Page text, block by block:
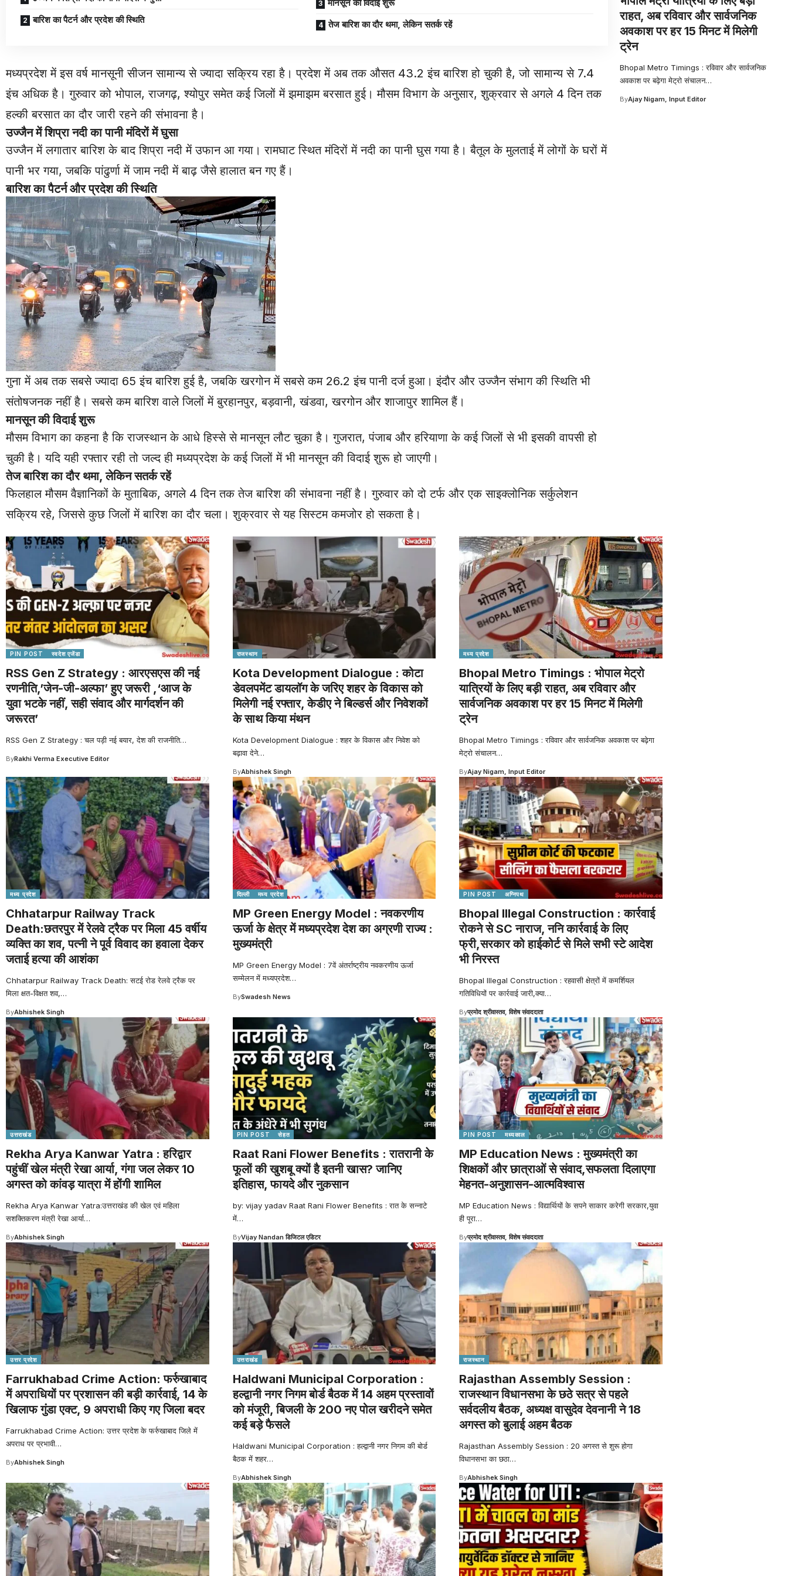
बारिश का पैटर्न और प्रदेश की स्थिति
मानसून की विदाई शुरू
तेज बारिश का दौर थमा, लेकिन सतर्क रहें
मध्यप्रदेश में इस वर्ष मानसूनी सीजन सामान्य से ज्यादा सक्रिय रहा है। प्रदेश में अब तक औसत 43.2 इंच बारिश हो चुकी है, जो सामान्य से 7.4
इंच अधिक है। गुरुवार को भोपाल, राजगढ़, श्योपुर समेत कई जिलों में झमाझम बरसात हुई। मौसम विभाग के अनुसार, शुक्रवार से अगले 4 दिन तक
हल्की बरसात का दौर जारी रहने की संभावना है।
उज्जैन में शिप्रा नदी का पानी मंदिरों में घुसा
उज्जैन में लगातार बारिश के बाद शिप्रा नदी में उफान आ गया। रामघाट स्थित मंदिरों में नदी का पानी घुस गया है। बैतूल के मुलताई में लोगों के घरों में
पानी भर गया, जबकि पांढुर्णा में जाम नदी में बाढ़ जैसे हालात बन गए हैं।
बारिश का पैटर्न और प्रदेश की स्थिति
गुना में अब तक सबसे ज्यादा 65 इंच बारिश हुई है, जबकि खरगोन में सबसे कम 26.2 इंच पानी दर्ज हुआ। इंदौर और उज्जैन संभाग की स्थिति भी
संतोषजनक नहीं है। सबसे कम बारिश वाले जिलों में बुरहानपुर, बड़वानी, खंडवा, खरगोन और शाजापुर शामिल हैं।
मानसून की विदाई शुरू
मौसम विभाग का कहना है कि राजस्थान के आधे हिस्से से मानसून लौट चुका है। गुजरात, पंजाब और हरियाणा के कई जिलों से भी इसकी वापसी हो
चुकी है। यदि यही रफ्तार रही तो जल्द ही मध्यप्रदेश के कई जिलों में भी मानसून की विदाई शुरू हो जाएगी।
तेज बारिश का दौर थमा, लेकिन सतर्क रहें
फिलहाल मौसम वैज्ञानिकों के मुताबिक, अगले 4 दिन तक तेज बारिश की संभावना नहीं है। गुरुवार को दो टर्फ और एक साइक्लोनिक सर्कुलेशन
सक्रिय रहे, जिससे कुछ जिलों में बारिश का दौर चला। शुक्रवार से यह सिस्टम कमजोर हो सकता है।
राहत, अब रविवार और सार्वजनिक
अवकाश पर हर 15 मिनट में मिलेगी
ट्रेन
Bhopal Metro Timings : रविवार और सार्वजनिक
अवकाश पर बढ़ेगा मेट्रो संचालन…
ByAjay Nigam, Input Editor
PIN POST स्वदेश एजेंडा
RSS Gen Z Strategy : आरएसएस की नई
रणनीति,’जेन-जी-अल्फा’ हुए जरूरी ,‘आज के
युवा भटके नहीं, सही संवाद और मार्गदर्शन की
जरूरत’
RSS Gen Z Strategy : चल पड़ी नई बयार, देश की राजनीति…
ByRakhi Verma Executive Editor
राजस्थान
Kota Development Dialogue : कोटा
डेवलपमेंट डायलॉग के जरिए शहर के विकास को
मिलेगी नई रफ्तार, केडीए ने बिल्डर्स और निवेशकों
के साथ किया मंथन
Kota Development Dialogue : शहर के विकास और निवेश को
बढ़ावा देने…
ByAbhishek Singh
मध्य प्रदेश
Bhopal Metro Timings : भोपाल मेट्रो
यात्रियों के लिए बड़ी राहत, अब रविवार और
सार्वजनिक अवकाश पर हर 15 मिनट में मिलेगी
ट्रेन
Bhopal Metro Timings : रविवार और सार्वजनिक अवकाश पर बढ़ेगा
मेट्रो संचालन…
ByAjay Nigam, Input Editor
मध्य प्रदेश
Chhatarpur Railway Track
Death:छतरपुर में रेलवे ट्रैक पर मिला 45 वर्षीय
व्यक्ति का शव, पत्नी ने पूर्व विवाद का हवाला देकर
जताई हत्या की आशंका
Chhatarpur Railway Track Death: सटई रोड रेलवे ट्रैक पर
मिला क्षत-विक्षत शव,…
ByAbhishek Singh
दिल्ली मध्य प्रदेश
MP Green Energy Model : नवकरणीय
ऊर्जा के क्षेत्र में मध्यप्रदेश देश का अग्रणी राज्य :
मुख्यमंत्री
MP Green Energy Model : 7वें अंतर्राष्ट्रीय नवकरणीय ऊर्जा
सम्मेलन में मध्यप्रदेश…
BySwadesh News
PIN POST अग्निपथ
Bhopal Illegal Construction : कार्रवाई
रोकने से SC नाराज, ननि कार्रवाई के लिए
फ्री,सरकार को हाईकोर्ट से मिले सभी स्टे आदेश
भी निरस्त
Bhopal Illegal Construction : रहवासी क्षेत्रों में कमर्शियल
गतिविधियों पर कार्रवाई जारी,क्या…
Byप्रमोद श्रीवास्तव, विशेष संवाददाता
उत्तराखंड
Rekha Arya Kanwar Yatra : हरिद्वार
पहुंचीं खेल मंत्री रेखा आर्या, गंगा जल लेकर 10
अगस्त को कांवड़ यात्रा में होंगी शामिल
Rekha Arya Kanwar Yatra:उत्तराखंड की खेल एवं महिला
सशक्तिकरण मंत्री रेखा आर्या…
ByAbhishek Singh
PIN POST सेहत
Raat Rani Flower Benefits : रातरानी के
फूलों की खुशबू क्यों है इतनी खास? जानिए
इतिहास, फायदे और नुकसान
by: vijay yadav Raat Rani Flower Benefits : रात के सन्नाटे
में…
ByVijay Nandan डिजिटल एडिटर
PIN POST मध्यकाल
MP Education News : मुख्यमंत्री का
शिक्षकों और छात्राओं से संवाद,सफलता दिलाएगा
मेहनत-अनुशासन-आत्मविश्वास
MP Education News : विद्यार्थियों के सपने साकार करेगी सरकार,युवा
ही पूरा…
Byप्रमोद श्रीवास्तव, विशेष संवाददाता
उत्तर प्रदेश
Farrukhabad Crime Action: फर्रुखाबाद
में अपराधियों पर प्रशासन की बड़ी कार्रवाई, 14 के
खिलाफ गुंडा एक्ट, 9 अपराधी किए गए जिला बदर
Farrukhabad Crime Action: उत्तर प्रदेश के फर्रुखाबाद जिले में
अपराध पर प्रभावी…
ByAbhishek Singh
उत्तराखंड
Haldwani Municipal Corporation :
हल्द्वानी नगर निगम बोर्ड बैठक में 14 अहम प्रस्तावों
को मंजूरी, बिजली के 200 नए पोल खरीदने समेत
कई बड़े फैसले
Haldwani Municipal Corporation : हल्द्वानी नगर निगम की बोर्ड
बैठक में शहर…
ByAbhishek Singh
राजस्थान
Rajasthan Assembly Session :
राजस्थान विधानसभा के छठे सत्र से पहले
सर्वदलीय बैठक, अध्यक्ष वासुदेव देवनानी ने 18
अगस्त को बुलाई अहम बैठक
Rajasthan Assembly Session : 20 अगस्त से शुरू होगा
विधानसभा का छठा…
ByAbhishek Singh